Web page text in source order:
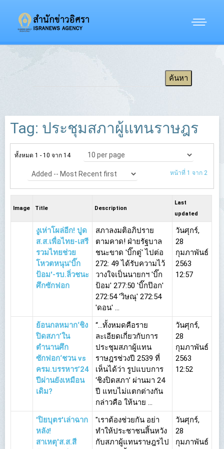
Tag: ประชุมสภาผู้แทนราษฎร
ทั้งหมด 1 - 10 จาก 14
หน้าที่ 1 จาก 2
Image Title Description
Last
updated
งูเห่าโผล่อีก! ปูด
ส.ส.เพื่อไทย-เสรี
รวมไทยช่วย
โหวตหนุน'บิ๊ก
ป้อม'-รบ.ลิ่วชนะ
ศึกซักฟอก
สภาลงมติอภิปราย
ตามคาด! ฝ่ายรัฐบาล
ชนะขาด 'บิ๊กตู่' ไปต่อ
272: 49 ได้รับความไว้
วางใจเป็นนายกฯ 'บิ๊ก
ป้อม' 277:50 'บิ๊กป๊อก'
272:54 'วิษณุ' 272:54
'ดอน' ...
วันศุกร์,
28
กุมภาพันธ์
2563
12:57
ย้อนกลหมาก‘ชิง
ปิดสภา’ใน
ตำนานศึก
ซักฟอก‘ชวน vs
ครม.บรรหาร’24
ปีผ่านยังเหมือน
เดิม?
“...ทั้งหมดคือราย
ละเอียดเกี่ยวกับการ
ประชุมสภาผู้แทน
ราษฎรช่วงปี 2539 ที่
เห็นได้ว่า รูปแบบการ
‘ชิงปิดสภา’ ผ่านมา 24
ปี แทบไม่แตกต่างกัน
กล่าวคือ ให้นาย ...
วันศุกร์,
28
กุมภาพันธ์
2563
12:52
'ปิยบุตร'เล่าฉาก
หลัง!
สาเหตุ'ส.ส.สี
"เราต้องช่วยกัน อย่า
ทำให้ประชาชนสิ้นหวัง
กับสภาผู้แทนราษฎรไป
วันศุกร์,
28
กุมภาพันธ์